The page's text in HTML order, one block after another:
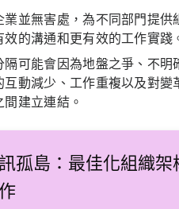
業並無害處，為不同部門提
的溝通和更有效的工作實踐
隔可能會因為地盤之爭、不
互動減少、工作重複以及對
建立連結。
孤島：最佳化組織架